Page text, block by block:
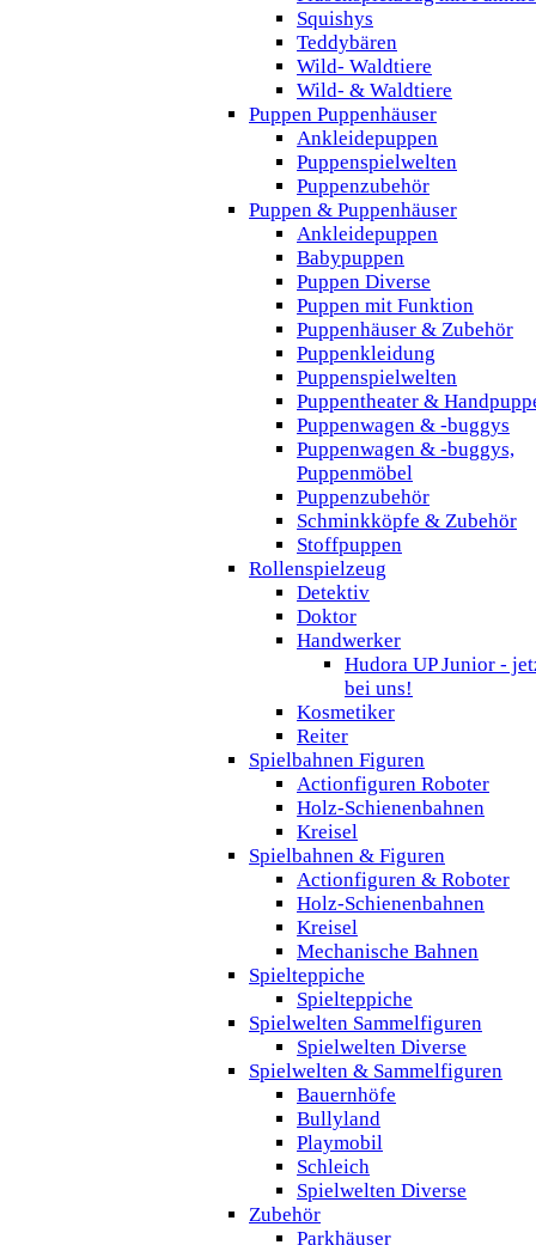
Squishys
Teddybären
Wild- Waldtiere
Wild- & Waldtiere
Puppen Puppenhäuser
Ankleidepuppen
Puppenspielwelten
Puppenzubehör
Puppen & Puppenhäuser
Ankleidepuppen
Babypuppen
Puppen Diverse
Puppen mit Funktion
Puppenhäuser & Zubehör
Puppenkleidung
Puppenspielwelten
Puppentheater &
Puppenwagen & -buggys
Puppenwagen & -buggys,
Puppenmöbel
Puppenzubehör
Schminkköpfe & Zubehör
Stoffpuppen
Rollenspielzeug
Detektiv
Doktor
Handwerker
Hudora UP Junior -
bei uns!
Kosmetiker
Reiter
Spielbahnen Figuren
Actionfiguren Roboter
Holz-Schienenbahnen
Kreisel
Spielbahnen & Figuren
Actionfiguren & Roboter
Holz-Schienenbahnen
Kreisel
Mechanische Bahnen
Spielteppiche
Spielteppiche
Spielwelten Sammelfiguren
Spielwelten Diverse
Spielwelten & Sammelfiguren
Bauernhöfe
Bullyland
Playmobil
Schleich
Spielwelten Diverse
Zubehör
Parkhäuser